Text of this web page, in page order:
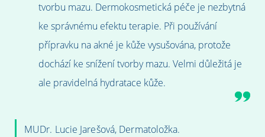
tvorbu mazu. Dermokosmetická péče je nezbytná
ke správnému efektu terapie. Při používání
přípravku na akné je kůže vysušována, protože
dochází ke snížení tvorby mazu. Velmi důležitá je
ale pravidelná hydratace kůže.
MUDr. Lucie Jarešová, Dermatoložka.